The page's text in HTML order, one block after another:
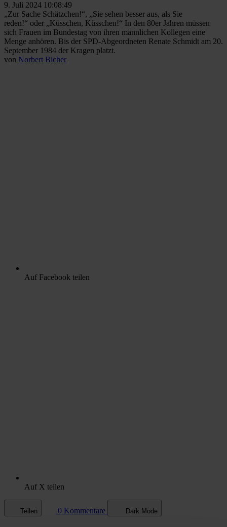
9. Juli 2024 10:08:49
„Zur Sache Schätzchen!“, „Sie sehen besser aus, als Sie
reden!“ oder „Küsschen, Küsschen!“ In den 80er Jahren müssen
sich Frauen im Bundestag von ihren männlichen Kollegen eine
Menge anhören. Bis der SPD-Abgeordneten Renate Schmidt am 20.
September 1984 der Kragen platzt.
von Norbert Bicher
Auf Facebook teilen
Auf X teilen
Teilen 0 Kommentare Dark Mode